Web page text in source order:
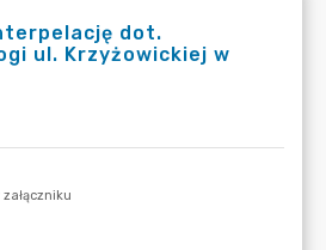
dot.
ul. Krzyżowickiej w